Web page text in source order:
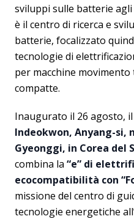
sviluppi sulle batterie agli
è il centro di ricerca e
batterie, focalizzato
tecnologie di
per macchine
compatte.
Inaugurato il 26 agosto,
Indeokwon, Anyang-si,
Gyeonggi, in Corea del
combina la “e” di
ecocompatibilità con
missione del centro di
tecnologie energetiche